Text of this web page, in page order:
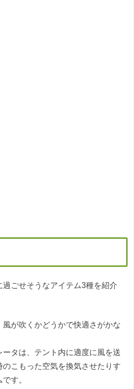
ごせそうなアイテム3種を紹介
が吹くかどうかで快適さがかな
タは、テント内に適度に風を送
のこもった空気を換気させたりす
す。